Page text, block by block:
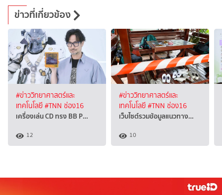
ข่าวที่เกี่ยวข้อง
#ข่าววิทยาศาสตร์และ
เทคโนโลยี#TNN ช่อง16
เครื่องเล่น CD ทรง BB P…
12
#ข่าววิทยาศาสตร์และ
เทคโนโลยี#TNN ช่อง16
เว็บไซต์รวมข้อมูลแนวทาง…
10